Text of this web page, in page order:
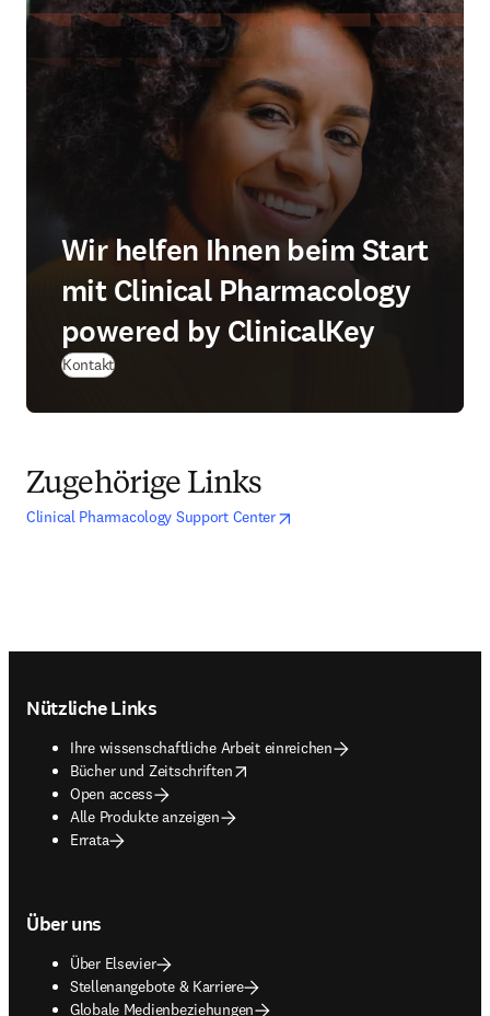
Wir helfen Ihnen beim Start
mit Clinical Pharmacology
powered by ClinicalKey
Kontakt
Zugehörige Links
Clinical Pharmacology Support CenterWird in neuem Tab/Fenster
opens in new tab/window
Nützliche Links
Ihre wissenschaftliche Arbeit einreichen
Bücher und Zeitschriften
opens in new tab/window
Open access
Alle Produkte anzeigen
Errata
Über uns
Über Elsevier
Stellenangebote & Karriere
Globale Medienbeziehungen